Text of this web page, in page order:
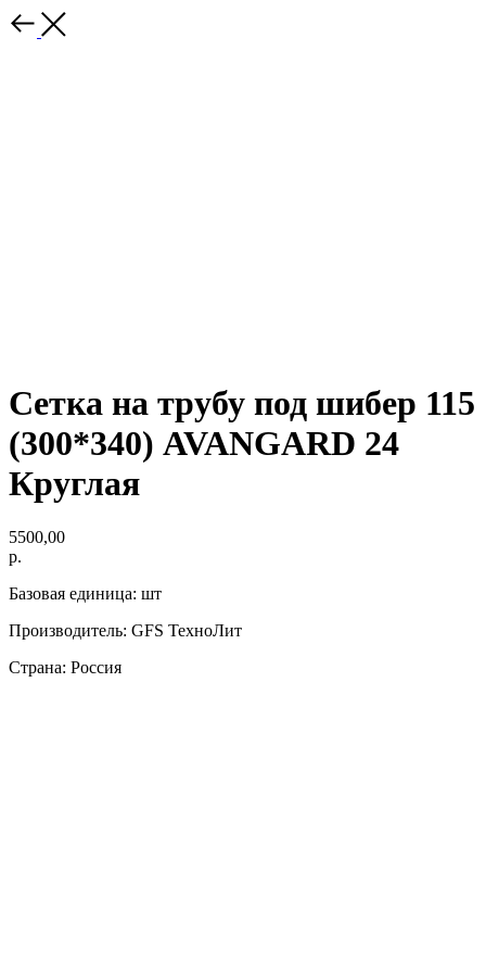
Сетка на трубу под шибер 115
(300*340) AVANGARD 24
Круглая
5500,00
р.
Базовая единица: шт
Производитель: GFS ТехноЛит
Страна: Россия